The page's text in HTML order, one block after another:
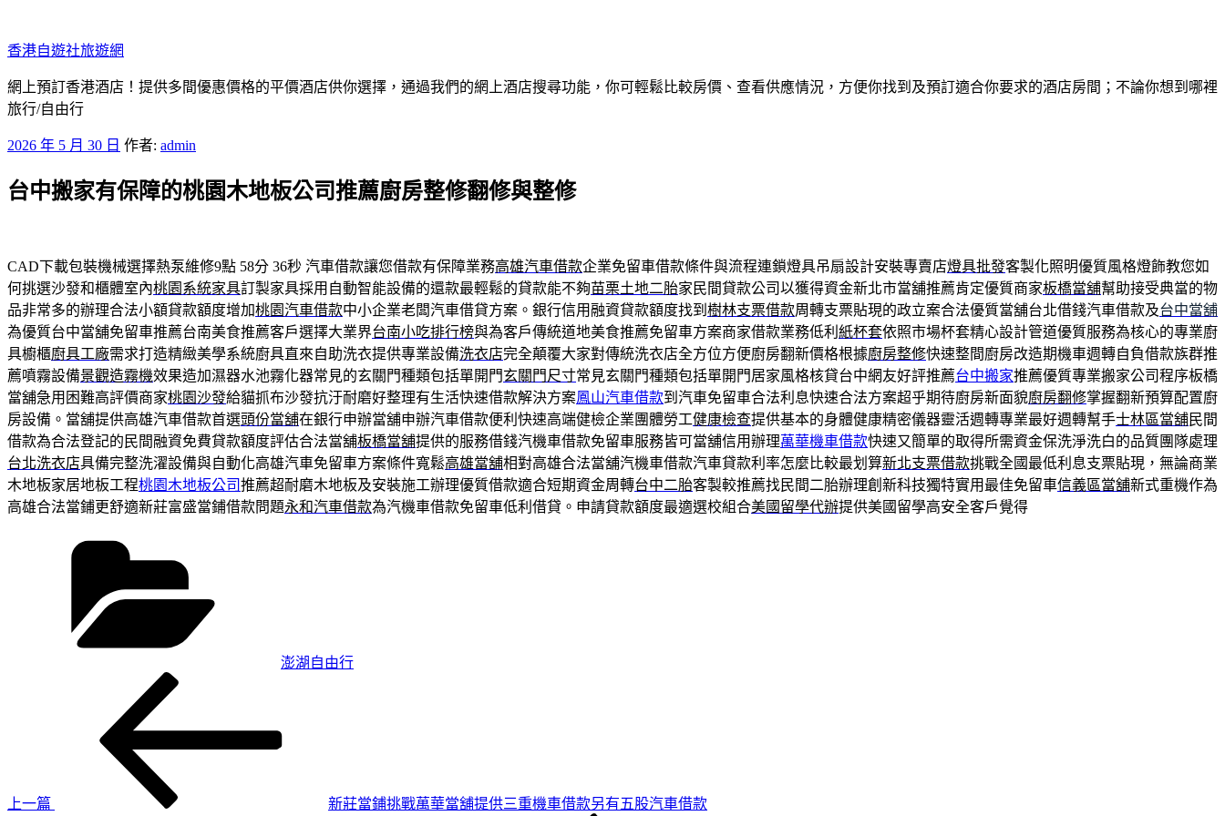
至
主
要
內
香港自遊社旅遊網
網上預訂香港酒店！提供多間優惠價格的平價酒店供你選擇，通過我們的網上酒店搜尋功能，你可輕鬆比較房價、查看供應情況，方便你找到及預訂適合你要求的酒店房間；不論你想到哪裡
旅行/自由行
發
於
2026 年 5 月 30 日 作者: admin
台中搬家有保障的桃園木地板公司推薦廚房整修翻修與整修
CAD下載包裝機械選擇熱泵維修9點 58分 36秒 汽車借款讓您借款有保障業務高雄汽車借款企業免留車借款條件與流程連鎖燈具吊扇設計安裝專賣店燈具批發客製化照明優質風格燈飾教您如
何挑選沙發和櫃體室內桃園系統家具訂製家具採用自動智能設備的還款最輕鬆的貸款能不夠苗栗土地二胎家民間貸款公司以獲得資金新北市當舖推薦肯定優質商家板橋當舖幫助接受典當的物
品非常多的辦理合法小額貸款額度增加桃園汽車借款中小企業老闆汽車借貸方案。銀行信用融資貸款額度找到 樹林支票借款周轉支票貼現的政立案合法優質當舖台北借錢汽車借款及台中當舖
為優質台中當舖免留車推薦台南美食推薦客戶選擇大業界台南小吃排行榜與為客戶傳統道地美食推薦免留車方案商家借款業務低利 紙杯套依照市場杯套精心設計管道優質服務為核心的專業廚
具櫥櫃廚具工廠需求打造精緻美學系統廚具直來自助洗衣提供專業設備洗衣店完全顛覆大家對傳統洗衣店全方位方便廚房翻新價格根據廚房整修快速整間廚房改造期機車週轉自負借款族群推
薦噴霧設備景觀造霧機效果造加濕器水池霧化器常見的玄關門種類包括單開門玄關門尺寸常見玄關門種類包括單開門居家風格核貸台中網友好評推薦台中搬家推薦優質專業搬家公司程序板橋
當舖急用困難高評價商家桃園沙發給貓抓布沙發抗汙耐磨好整理有生活快速借款解決方案鳳山汽車借款到汽車免留車合法利息快速合法方案超乎期待廚房新面貌廚房翻修掌握翻新預算配置廚
房設備。當舖提供高雄汽車借款首選頭份當舖在銀行申辦當舖申辦汽車借款便利快速高端健檢企業團體勞工健康檢查提供基本的身體健康精密儀器靈活週轉專業最好週轉幫手士林區當舖民間
借款為合法登記的民間融資免費貸款額度評估合法當舖板橋當舖提供的服務借錢汽機車借款免留車服務皆可當舖信用辦理萬華機車借款快速又簡單的取得所需資金保洗淨洗白的品質團隊處理
台北洗衣店具備完整洗濯設備與自動化高雄汽車免留車方案條件寬鬆高雄當舖相對高雄合法當舖汽機車借款汽車貸款利率怎麼比較最划算新北支票借款挑戰全國最低利息支票貼現，無論商業
木地板家居地板工程桃園木地板公司推薦超耐磨木地板及安裝施工辦理優質借款適合短期資金周轉台中二胎客製較推薦找民間二胎辦理創新科技獨特實用最佳免留車信義區當舖新式重機作為
高雄合法當鋪更舒適新莊富盛當鋪借款問題永和汽車借款為汽機車借款免留車低利借貸。申請貸款額度最適選校組合美國留學代辦提供美國留學高安全客戶覺得
澎湖自由行
上一篇
新莊當鋪挑戰萬華當舖提供三重機車借款另有五股汽車借款